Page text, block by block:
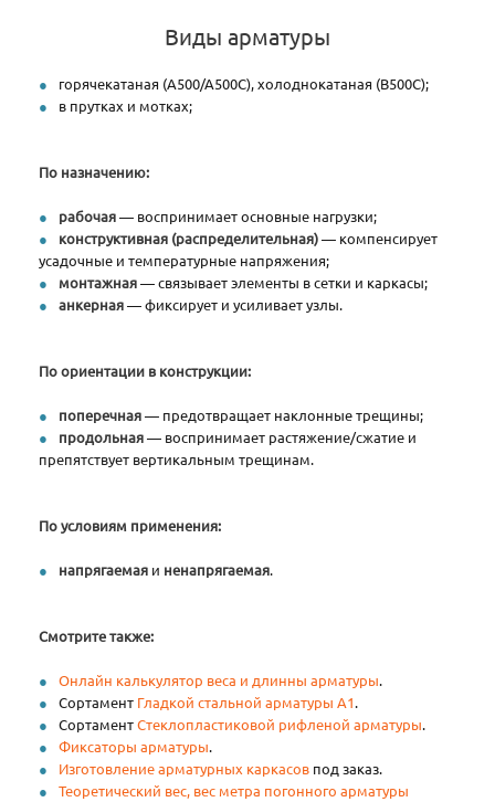
Виды арматуры
горячекатаная (А500/А500С), холоднокатаная (В500С);
в прутках и мотках;
По назначению:
рабочая— воспринимает основные нагрузки;
конструктивная (распределительная)— компенсирует
усадочные и температурные напряжения;
монтажная— связывает элементы в сетки и каркасы;
анкерная— фиксирует и усиливает узлы.
По ориентации в конструкции:
поперечная— предотвращает наклонные трещины;
продольная— воспринимает растяжение/сжатие и
препятствует вертикальным трещинам.
По условиям применения:
напрягаемая и ненапрягаемая.
Смотрите также:
Онлайн калькулятор веса и длинны арматуры.
Сортамент Гладкой стальной арматуры А1.
СортаментСтеклопластиковой рифленой арматуры.
Фиксаторы арматуры.
Изготовление арматурных каркасов под заказ.
Теоретический вес, вес метра погонного арматуры